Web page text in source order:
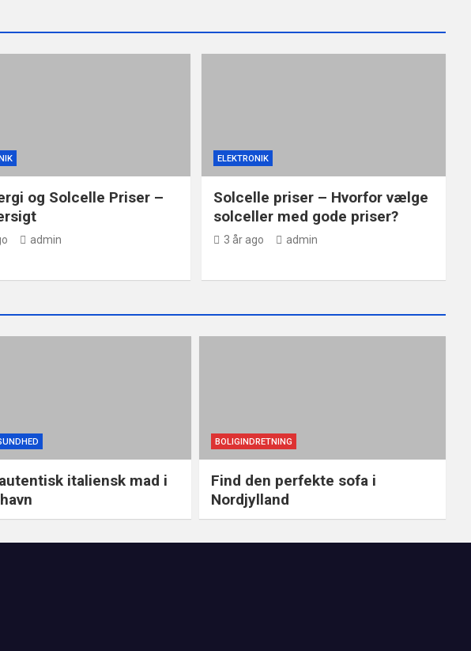
og Solcelle Priser –
admin
ELEKTRONIK
Solcelle priser – Hvorfor vælge
solceller med gode priser?
3 år ago admin
italiensk mad i
BOLIGINDRETNING
Find den perfekte sofa i
Nordjylland